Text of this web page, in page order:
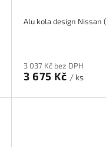
Alu kola design Nissan
3 037 Kč bez DPH
3 675 Kč / ks